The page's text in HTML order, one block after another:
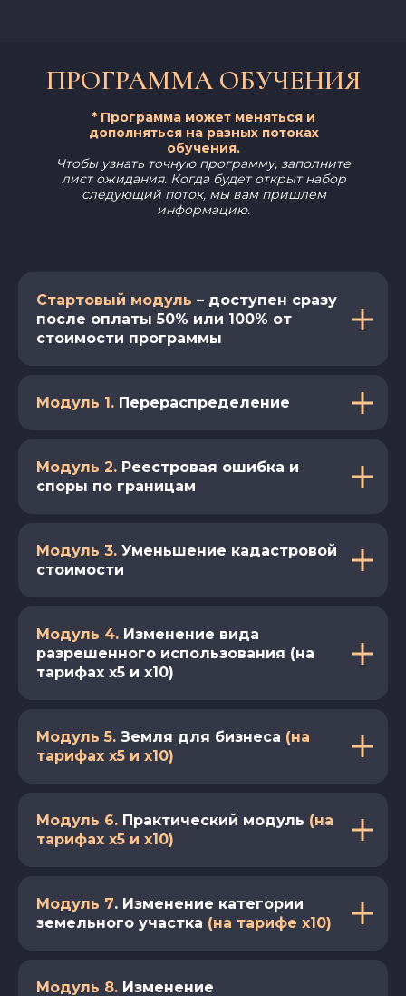
* Программа может меняться и
дополняться на разных потоках
обучения.
Чтобы узнать точную программу, заполните
лист ожидания. Когда будет открыт набор
следующий поток, мы вам пришлем
информацию.
ПРОГРАММА ОБУЧЕНИЯ
Стартовый модуль – доступен сразу
после оплаты 50% или 100% от
стоимости программы
Модуль 1. Перераспределение
Модуль 2. Реестровая ошибка и
споры по границам
Модуль 3. Уменьшение кадастровой
стоимости
Модуль 4. Изменение вида
разрешенного использования (на
тарифах x5 и x10)
Модуль 5. Земля для бизнеса (на
тарифах x5 и x10)
Модуль 6. Практический модуль (на
тарифах x5 и x10)
Модуль 7. Изменение категории
земельного участка (на тарифе x10)
Модуль 8. Изменение